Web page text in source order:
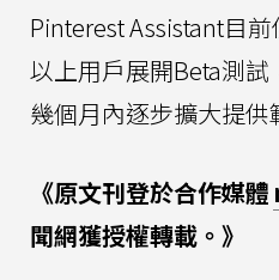
Pinterest Assistant目
以上用戶展開Beta測
幾個月內逐步擴大提供
《原文刊登於合作媒體
聞網獲授權轉載。》